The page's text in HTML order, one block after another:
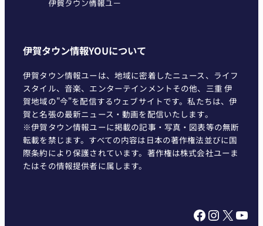
伊賀タウン情報YOUについて
伊賀タウン情報ユーは、地域に密着したニュース、ライフ
スタイル、音楽、エンターテインメントその他、三重 伊
賀地域の"今"を配信するウェブサイトです。私たちは、伊
賀と名張の最新ニュース・動画を配信いたします。
※伊賀タウン情報ユーに掲載の記事・写真・図表等の無断
転載を禁じます。すべての内容は日本の著作権法並びに国
際条約により保護されています。著作権は株式会社ユーま
たはその情報提供者に属します。
Facebook InstagramX YouTube